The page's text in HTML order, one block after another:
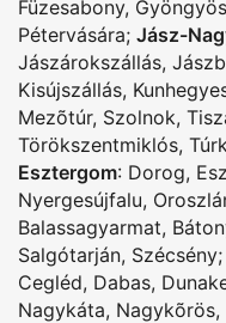
Füzesabony, Gyöngyös
Pétervására; Jász-
Jászárokszállás,
Kisújszállás,
Mezõtúr, Szolnok,
Törökszentmiklós,
Esztergom: Dorog,
Nyergesújfalu,
Balassagyarmat,
Salgótarján, Szécsény;
Cegléd, Dabas,
Nagykáta, Nagykõrös,